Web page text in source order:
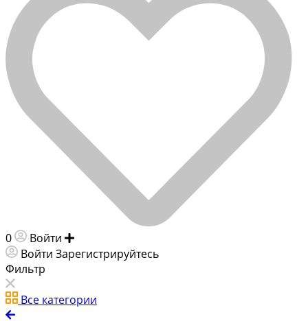
0 Войти
Войти Зарегистрируйтесь
Фильтр
Все категории